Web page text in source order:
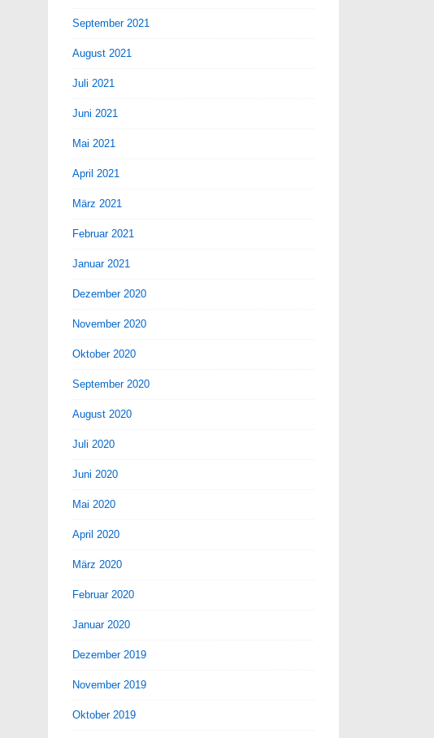
September 2021
August 2021
Juli 2021
Juni 2021
Mai 2021
April 2021
März 2021
Februar 2021
Januar 2021
Dezember 2020
November 2020
Oktober 2020
September 2020
August 2020
Juli 2020
Juni 2020
Mai 2020
April 2020
März 2020
Februar 2020
Januar 2020
Dezember 2019
November 2019
Oktober 2019